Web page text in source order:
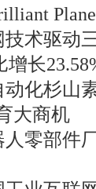
术驱动
长
动化杉山
大商机
人零部件